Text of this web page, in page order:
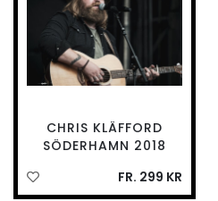
CHRIS KLÄFFORD
SÖDERHAMN 2018
FR. 299 KR